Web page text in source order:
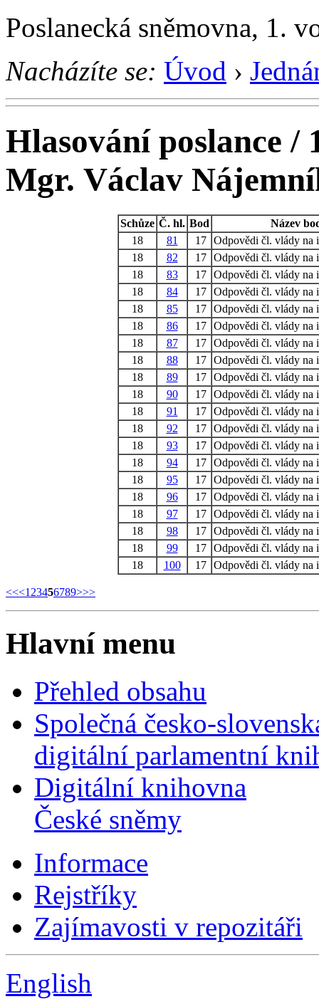
Poslanecká sněmovna, 1.
Nacházíte se: Úvod ›
Hlasování poslance /
Mgr. Václav
Schůze Č. hl. Bod
Název
18
81 17 Odpovědi čl. vlády na
18
82 17 Odpovědi čl. vlády na
18
83 17 Odpovědi čl. vlády na
18
84 17 Odpovědi čl. vlády na
18
85 17 Odpovědi čl. vlády na
18
86 17 Odpovědi čl. vlády na
18
87 17 Odpovědi čl. vlády na
18
88 17 Odpovědi čl. vlády na
18
89 17 Odpovědi čl. vlády na
18
90 17 Odpovědi čl. vlády na
18
91 17 Odpovědi čl. vlády na
18
92 17 Odpovědi čl. vlády na
18
93 17 Odpovědi čl. vlády na
18
94 17 Odpovědi čl. vlády na
18
95 17 Odpovědi čl. vlády na
18
96 17 Odpovědi čl. vlády na
18
97 17 Odpovědi čl. vlády na
18
98 17 Odpovědi čl. vlády na
18
99 17 Odpovědi čl. vlády na
18
100 17 Odpovědi čl. vlády na
<<<1 23456789>>>
Hlavní menu
Přehled obsahu
Společná česko-
digitální parlamentní
Digitální knihovna
České sněmy
Informace
Rejstříky
Zajímavosti v repozitáři
English